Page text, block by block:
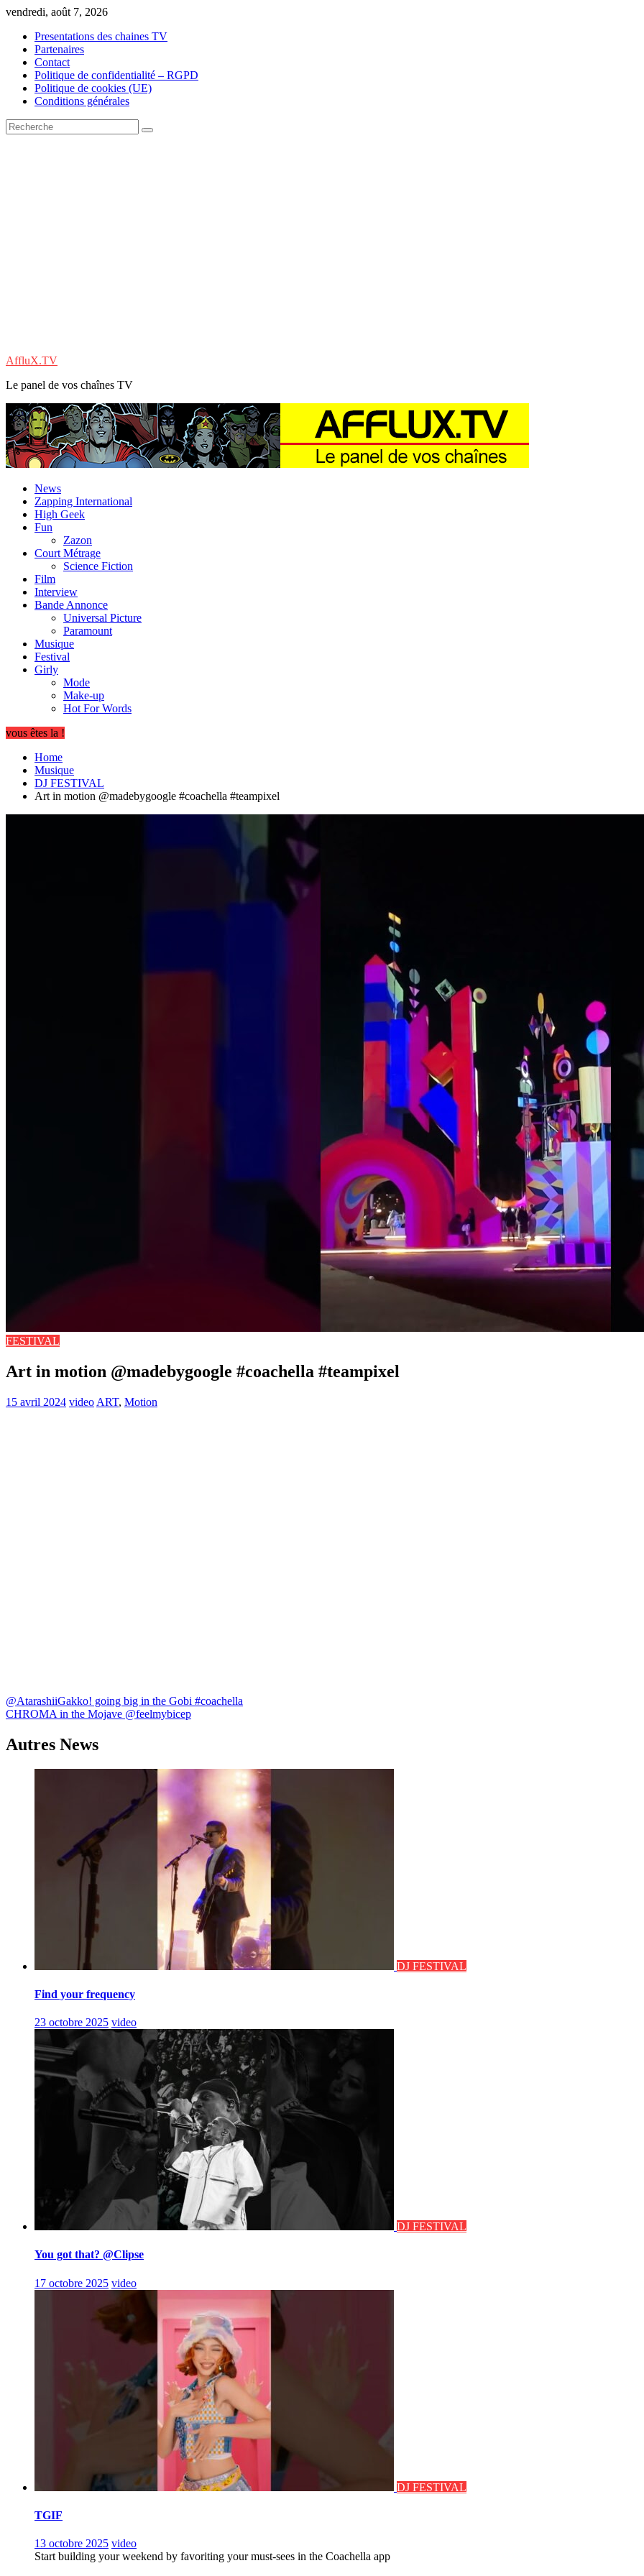
Skip
content
vendredi, août 7, 2026
Presentations des chaines TV
Partenaires
Contact
Politique de confidentialité – RGPD
Politique de cookies (UE)
Conditions générales
AffluX.TV
Le panel de vos chaînes TV
News
Zapping International
High Geek
Fun
Zazon
Court Métrage
Science Fiction
Film
Interview
Bande Annonce
Universal Picture
Paramount
Musique
Festival
Girly
Mode
Make-up
Hot For Words
vous êtes la !
Home
Musique
DJ FESTIVAL
Art in motion @madebygoogle #coachella #teampixel
FESTIVAL
Art in motion @madebygoogle #coachella #teampixel
15 avril 2024 video ART, Motion
Navigation
de
l’article
@AtarashiiGakko! going big in the Gobi #coachella
CHROMA in the Mojave @feelmybicep
Autres News
DJ FESTIVAL
Find your frequency
23 octobre 2025 video
DJ FESTIVAL
You got that? @Clipse
17 octobre 2025 video
DJ FESTIVAL
TGIF
13 octobre 2025 video
Start building your weekend by favoriting your must-sees in the Coachella app